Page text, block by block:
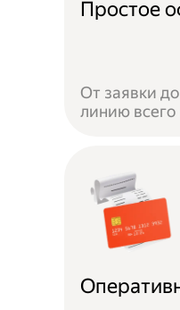
Простое
От заявки
линию всего